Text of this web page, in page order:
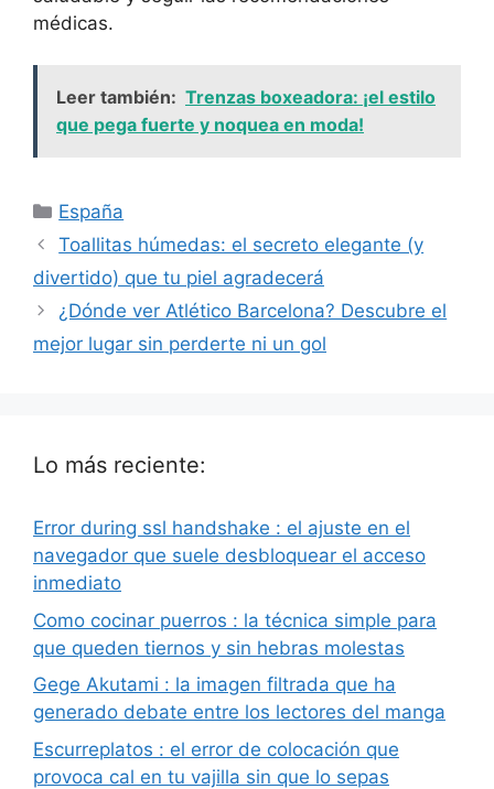
médicas.
Leer también: Trenzas boxeadora: ¡el estilo
que pega fuerte y noquea en moda!
Categorías
España
Toallitas húmedas: el secreto elegante (y
divertido) que tu piel agradecerá
¿Dónde ver Atlético Barcelona? Descubre el
mejor lugar sin perderte ni un gol
Lo más reciente:
Error during ssl handshake : el ajuste en el
navegador que suele desbloquear el acceso
inmediato
Como cocinar puerros : la técnica simple para
que queden tiernos y sin hebras molestas
Gege Akutami : la imagen filtrada que ha
generado debate entre los lectores del manga
Escurreplatos : el error de colocación que
provoca cal en tu vajilla sin que lo sepas